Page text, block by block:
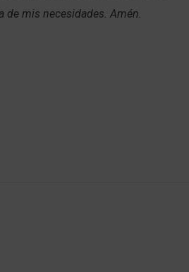
de mis necesidades. Amén.